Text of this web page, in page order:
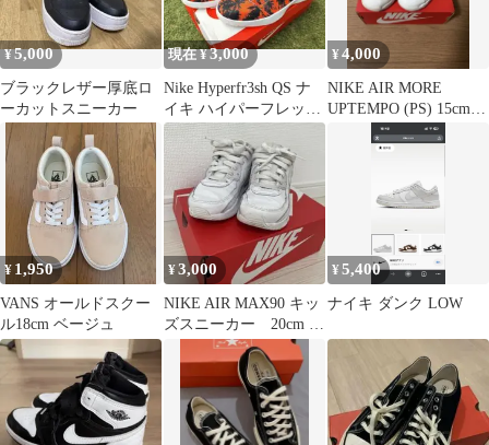
¥5,000
ブラックレザー厚底ロ
ーカットスニーカー
現在 ¥3,000
Nike Hyperfr3sh QS ナ
イキ ハイパーフレッシ
ュ
¥4,000
NIKE AIR MORE
UPTEMPO (PS) 15cm
モアテン
¥ 1,950
VANS オールドスクー
ル18cm ベージュ
¥3,000
NIKE AIR MAX90 キッ
ズスニーカー 20cm ホ
¥5,400
ナイキ ダンク LOW